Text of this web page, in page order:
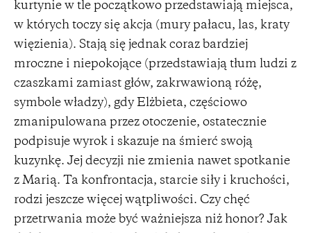
kurtynie w tle początkowo przedstawiają miejsca,
w których toczy się akcja (mury pałacu, las, kraty
więzienia). Stają się jednak coraz bardziej
mroczne i niepokojące (przedstawiają tłum ludzi z
czaszkami zamiast głów, zakrwawioną różę,
symbole władzy), gdy Elżbieta, częściowo
zmanipulowana przez otoczenie, ostatecznie
podpisuje wyrok i skazuje na śmierć swoją
kuzynkę. Jej decyzji nie zmienia nawet spotkanie
z Marią. Ta konfrontacja, starcie siły i kruchości,
rodzi jeszcze więcej wątpliwości. Czy chęć
przetrwania może być ważniejsza niż honor? Jak